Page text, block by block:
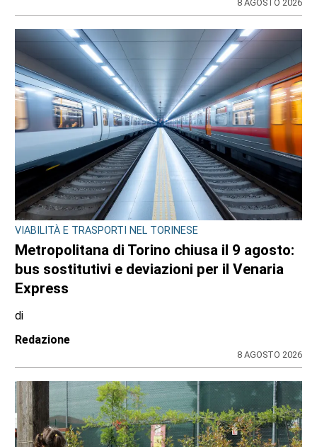
Redazione
9 AGOSTO 2026
GIOVANI IN TV
Edoardo Colombatto da Varisella sbanca
La Ruota della Fortuna: orgoglio cittadino e
100 e lode
di
Angela Pastore
8 AGOSTO 2026